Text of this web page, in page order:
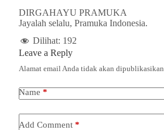
DIRGAHAYU PRAMUKA
Jayalah selalu, Pramuka Indonesia.
Dilihat: 192
Leave a Reply
Alamat email Anda tidak akan dipublikasikan.
Name *
Add Comment *